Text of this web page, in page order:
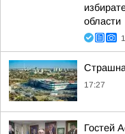
области
17:27
Гостей